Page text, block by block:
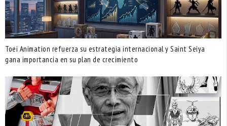
Toei Animation refuerza su estrategia internacional y Saint Seiya
gana importancia en su plan de crecimiento